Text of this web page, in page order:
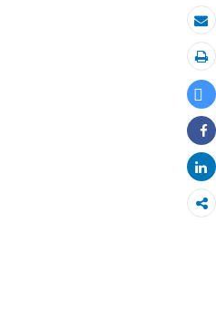
بريد الكتروني
طباعة
Tweet
Share
Share